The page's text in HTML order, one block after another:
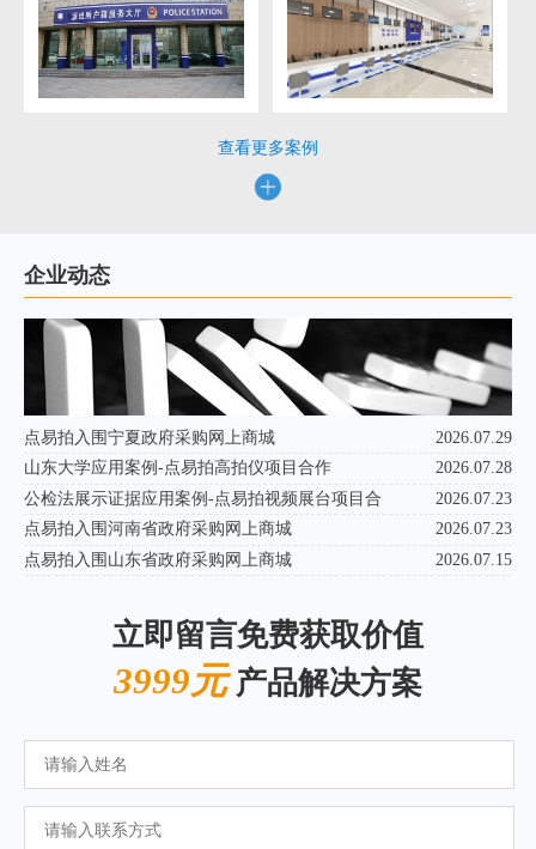
查看更多案例
企业动态
点易拍入围宁夏政府采购网上商城
2026.07.29
山东大学应用案例-点易拍高拍仪项目合作
2026.07.28
公检法展示证据应用案例-点易拍视频展台项目合
2026.07.23
点易拍入围河南省政府采购网上商城
2026.07.23
点易拍入围山东省政府采购网上商城
2026.07.15
立即留言免费获取价值
3999元产品解决方案